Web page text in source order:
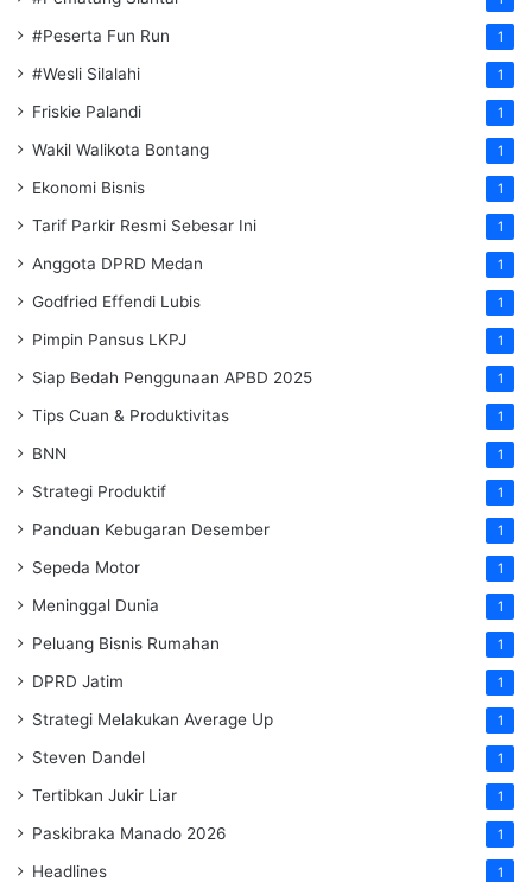
#Peserta Fun Run 1
#Wesli Silalahi 1
Friskie Palandi 1
Wakil Walikota Bontang 1
Ekonomi Bisnis 1
Tarif Parkir Resmi Sebesar Ini 1
Anggota DPRD Medan 1
Godfried Effendi Lubis 1
Pimpin Pansus LKPJ 1
Siap Bedah Penggunaan APBD 2025 1
Tips Cuan & Produktivitas 1
BNN 1
Strategi Produktif 1
Panduan Kebugaran Desember 1
Sepeda Motor 1
Meninggal Dunia 1
Peluang Bisnis Rumahan 1
DPRD Jatim 1
Strategi Melakukan Average Up 1
Steven Dandel 1
Tertibkan Jukir Liar 1
Paskibraka Manado 2026 1
Headlines 1